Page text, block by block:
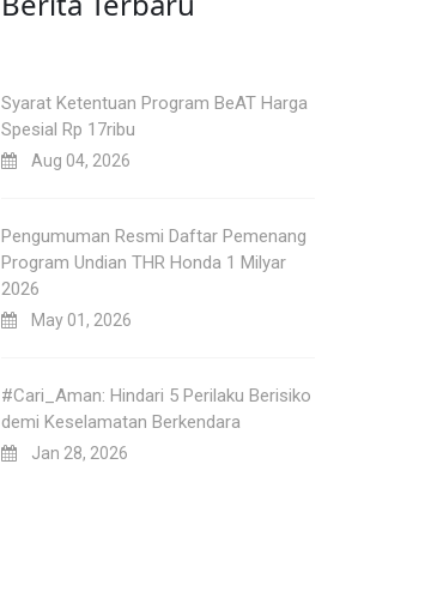
Syarat Ketentuan Program BeAT Harga
Spesial Rp 17ribu
Aug 04, 2026
Pengumuman Resmi Daftar Pemenang
Program Undian THR Honda 1 Milyar
2026
May 01, 2026
#Cari_Aman: Hindari 5 Perilaku Berisiko
demi Keselamatan Berkendara
Jan 28, 2026